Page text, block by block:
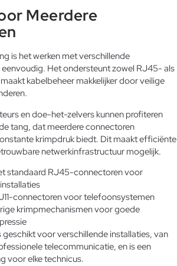
Meerdere
is het werken met verschillende
Het ondersteunt zowel RJ45- als
kabelbeheer makkelijker door veilige
en doe-het-zelvers kunnen profiteren
tang, dat meerdere connectoren
krimpdruk biedt. Dit maakt efficiënte
netwerkinfrastructuur mogelijk.
standaard RJ45-connectoren voor
connectoren voor telefoonsystemen
krimpmechanismen voor goede
geschikt voor verschillende installaties, van
telecommunicatie, en is een
voor elke technicus.